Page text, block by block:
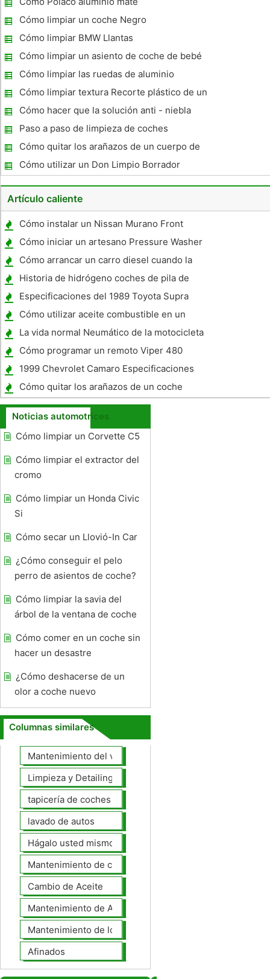
Cómo limpiar un coche Negro
Cómo limpiar BMW Llantas
Cómo limpiar un asiento de coche de bebé
Cómo limpiar las ruedas de aluminio
Cómo limpiar textura Recorte plástico de un
coche
Cómo hacer que la solución anti - niebla
Paso a paso de limpieza de coches
Cómo quitar los arañazos de un cuerpo de
coche
Cómo utilizar un Don Limpio Borrador
mágico en un coche
Artículo caliente
Cómo instalar un Nissan Murano Front
Emblem Grille
Cómo iniciar un artesano Pressure Washer
Modelo 580752400
Cómo arrancar un carro diesel cuando la
temperatura es fría
Historia de hidrógeno coches de pila de
combustible
Especificaciones del 1989 Toyota Supra
Mark 3
Cómo utilizar aceite combustible en un
motor Diesel Motor
La vida normal Neumático de la motocicleta
Cómo programar un remoto Viper 480
1999 Chevrolet Camaro Especificaciones
Cómo quitar los arañazos de un coche
Noticias automotrices
Cómo limpiar un Corvette C5
Cómo limpiar el extractor del
cromo
Cómo limpiar un Honda Civic
Si
Cómo secar un Llovió-In Car
¿Cómo conseguir el pelo
perro de asientos de coche?
Cómo limpiar la savia del
árbol de la ventana de coche
Cómo comer en un coche sin
hacer un desastre
¿Cómo deshacerse de un
olor a coche nuevo
Columnas similares
Mantenimiento del vehículo
Limpieza y Detailing
tapicería de coches
lavado de autos
Hágalo usted mismo Mantenimiento de Automotores
Mantenimiento de coches General
Cambio de Aceite
Mantenimiento de Automotores Profesional
Mantenimiento de los neumáticos
Afinados